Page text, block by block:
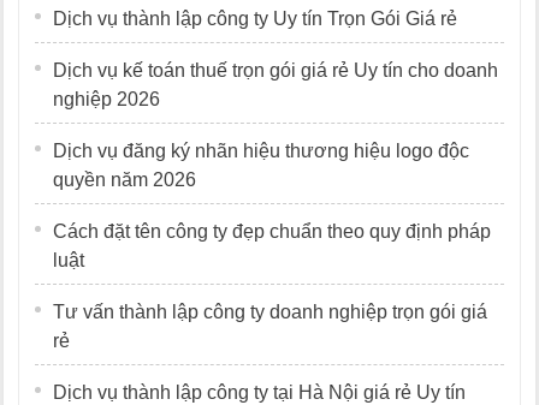
Dịch vụ thành lập công ty Uy tín Trọn Gói Giá rẻ
Dịch vụ kế toán thuế trọn gói giá rẻ Uy tín cho doanh
nghiệp 2026
Dịch vụ đăng ký nhãn hiệu thương hiệu logo độc
quyền năm 2026
Cách đặt tên công ty đẹp chuẩn theo quy định pháp
luật
Tư vấn thành lập công ty doanh nghiệp trọn gói giá
rẻ
Dịch vụ thành lập công ty tại Hà Nội giá rẻ Uy tín